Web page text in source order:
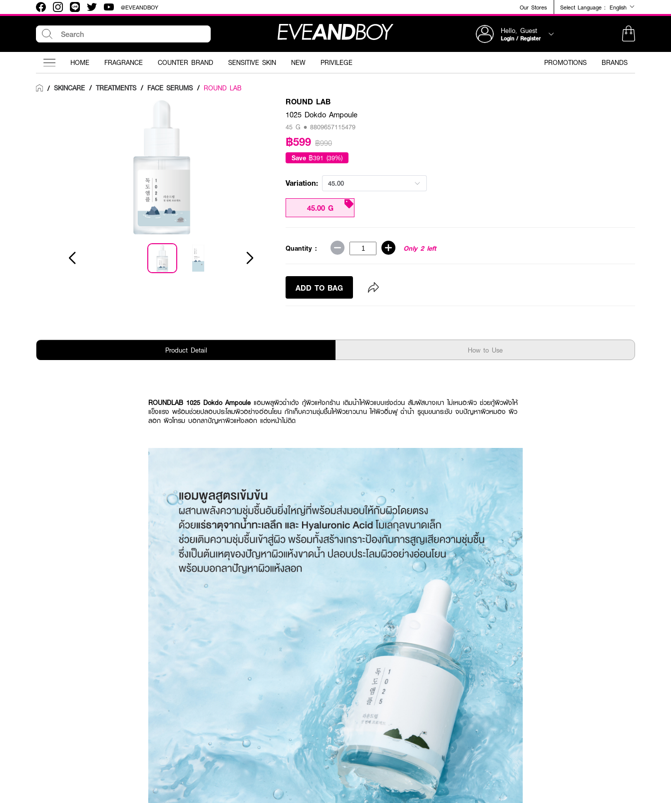
@EVEANDBOY Our Stores Select Language : English
Hello, Guest
Login / Register
HOME FRAGRANCE COUNTER BRAND SENSITIVE SKIN NEW PRIVILEGE PROMOTIONS BRANDS
/ SKINCARE / TREATMENTS / FACE SERUMS / ROUND LAB
ROUND LAB
1025 Dokdo Ampoule
45 G • 8809657115479
฿599 ฿990
Save ฿391 (39%)
Variation: 45.00
45.00 G
Quantity : Only 2 left
ADD TO BAG
Product Detail How to Use
ROUNDLAB 1025 Dokdo Ampoule แอมพลูผิวฉ่ำเด้ง กู้ผิวแห้งกร้าน เติมน้ำให้ผิวแบบเร่งด่วน สัมผัสบางเบา ไม่เหนอะผิว ช่วยกู้ผิวพังให้
แข็งแรง พร้อมช่วยปลอบประโลมผิวอย่างอ่อนโยน กักเก็บความชุ่มชื้นให้ผิวยาวนาน ให้ผิวอิ่มฟู ฉ่ำน้ำ รูขุมขนกระชับ จบปัญหาผิวหมอง ผิว
ลอก ผิวโทรม บอกลาปัญหาผิวแห้งลอก แต่งหน้าไม่ติด